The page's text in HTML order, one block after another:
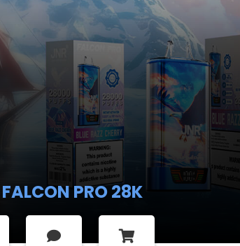
FALCON PRO 28K